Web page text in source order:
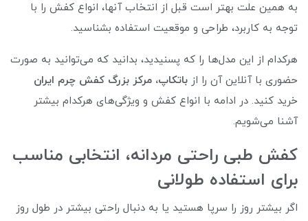
به همین علت بهتر است قبل از انتخاب آنها، انواع کفش را با
توجه به کاربرد، طراحی و موقعیت استفاده بشناسید.
هرکدام از این مدل‌ها را که پسنیدید، بدانید که می‌توانید به صورت
حضوری با آنلاین آن را از باتکاپ، مرکز بزرگ کفش چرم ایران
خرید کنید. در ادامه با انواع کفش و ویژگی‌های هرکدام بیشتر
آشنا می‌شویم.
کفش طبی راحتی مردانه، انتخابی مناسب
برای استفاده طولانی
اگر بیشتر روز را سرپا هستید یا به دنبال راحتی بیشتر در طول روز